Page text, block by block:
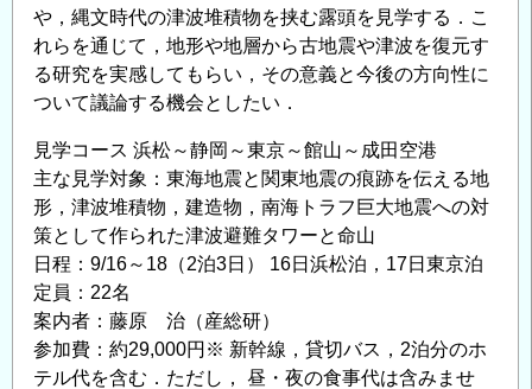
域
被
災
に
え
る
減
災
活
動
の
現
や，縄文時代の津波堆積物を挟む露頭を見学する．こ
れらを通じて，地形や地層から古地震や津波を復元す
る研究を実感してもらい，その意義と今後の方向性に
ついて議論する機会としたい．
見学コース 浜松～静岡～東京～館山～成田空港
主な見学対象：東海地震と関東地震の痕跡を伝える地
形，津波堆積物，建造物，南海トラフ巨大地震への対
策として作られた津波避難タワーと命山
日程：9/16～18（2泊3日） 16日浜松泊，17日東京泊
定員：22名
案内者：藤原 治（産総研）
参加費：約29,000円※ 新幹線，貸切バス，2泊分のホ
テル代を含む．ただし， 昼・夜の食事代は含みませ